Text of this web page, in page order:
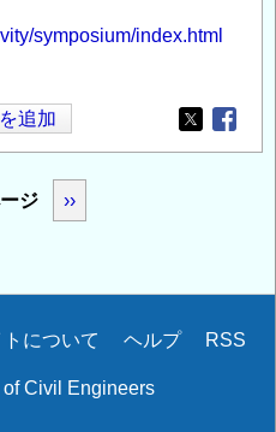
symposium/index.html
追加
Opens in
ジ 次
ー
ジ
››
について ヘルプ RSS
Civil Engineers